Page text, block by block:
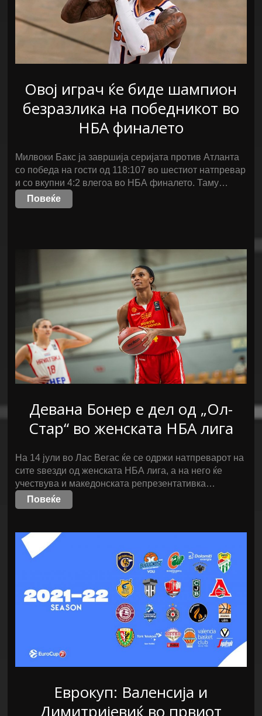
Овој играч ќе биде шампион
безразлика на победникот во
НБА финалето
Милвоки Бакс ја завршија серијата против Атланта
со победа на гости од 118:107 во шестиот натпревар
и со вкупни 4:2 влегоа во НБА финалето. Таму…
Повеќе
Девана Бонер е дел од „Ол-
Стар“ во женската НБА лига
На 14 јули во Лас Вегас ќе се одржи натпреварот на
сите ѕвезди од женската НБА лига, а на него ќе
учествува и македонската репрезентативка…
Повеќе
Еврокуп: Валенсија и
Димитријевиќ во првиот